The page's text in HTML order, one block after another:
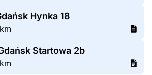
Hynka 18
Startowa 2b